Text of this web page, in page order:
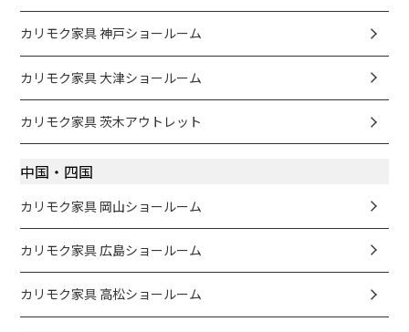
カリモク家具 神戸ショールーム
カリモク家具 大津ショールーム
カリモク家具 茨木アウトレット
中国・四国
カリモク家具 岡山ショールーム
カリモク家具 広島ショールーム
カリモク家具 高松ショールーム